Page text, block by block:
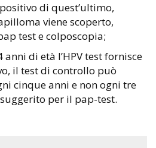
di quest’ultimo,
viene scoperto,
test e colposcopia;
anni di età l’HPV test fornisce
il test di controllo può
cinque anni e non ogni tre
per il pap-test.